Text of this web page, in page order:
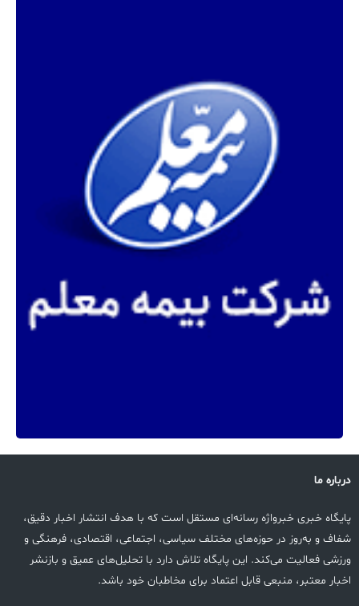
درباره ما
پایگاه خبری خبرواژه رسانه‌ای مستقل است که با هدف انتشار اخبار دقیق،
شفاف و به‌روز در حوزه‌های مختلف سیاسی، اجتماعی، اقتصادی، فرهنگی و
ورزشی فعالیت می‌کند. این پایگاه تلاش دارد با تحلیل‌های عمیق و بازنشر
اخبار معتبر، منبعی قابل اعتماد برای مخاطبان خود باشد.